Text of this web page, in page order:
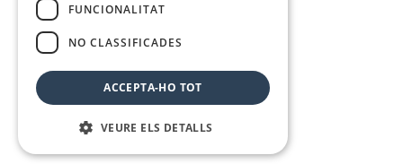
FUNCIONALITAT
NO CLASSIFICADES
ACCEPTA-HO TOT
VEURE ELS DETALLS